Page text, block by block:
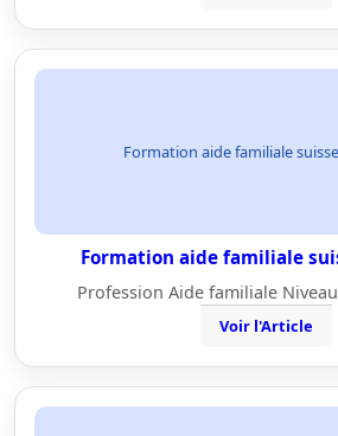
Formation aide familiale
Formation aide familiale
Profession Aide familiale
Voir l'Article